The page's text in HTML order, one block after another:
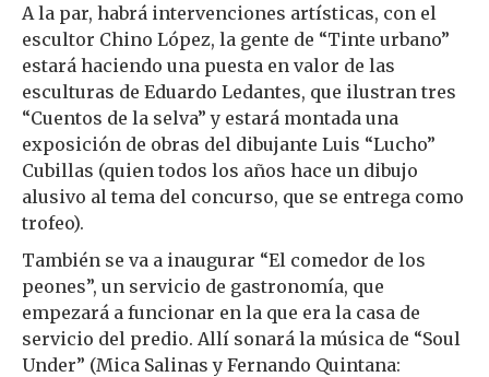
A la par, habrá intervenciones artísticas, con el
escultor Chino López, la gente de “Tinte urbano”
estará haciendo una puesta en valor de las
esculturas de Eduardo Ledantes, que ilustran tres
“Cuentos de la selva” y estará montada una
exposición de obras del dibujante Luis “Lucho”
Cubillas (quien todos los años hace un dibujo
alusivo al tema del concurso, que se entrega como
trofeo).
También se va a inaugurar “El comedor de los
peones”, un servicio de gastronomía, que
empezará a funcionar en la que era la casa de
servicio del predio. Allí sonará la música de “Soul
Under” (Mica Salinas y Fernando Quintana: